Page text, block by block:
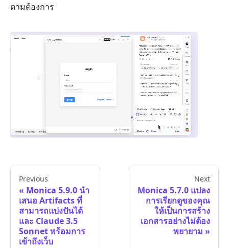
ตามต้องการ
Previous
Monica 5.9.0 นำ
เสนอ Artifacts ที่
สามารถแบ่งปันได้
และ Claude 3.5
Sonnet พร้อมการ
เข้าถึงเว็บ
Next
Monica 5.7.0 แปลง
การเรียกดูของคุณ
ให้เป็นการสร้าง
เอกสารอย่างไม่ต้อง
พยายาม